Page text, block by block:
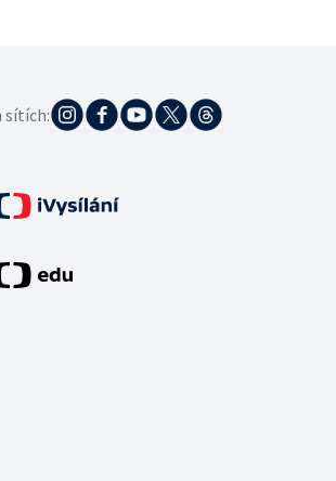
sítích: